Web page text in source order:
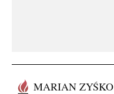
MARIAN ZYŚKO